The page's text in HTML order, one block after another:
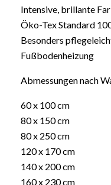
Intensive, brillante
Öko-Tex Standard
Besonders
Fußbodenheizung
Abmessungen nach
60 x 100 cm
80 x 150 cm
80 x 250 cm
120 x 170 cm
140 x 200 cm
160 x 230 cm